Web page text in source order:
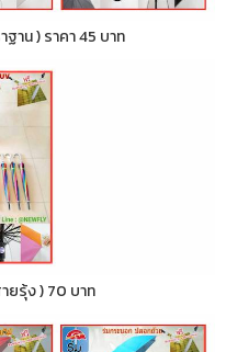
ฐาน ) ราคา 45 บาท
ยรุ้ง ) 70 บาท